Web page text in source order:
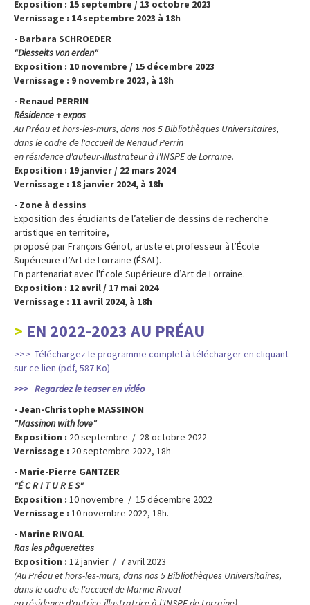
Exposition : 15 septembre / 13 octobre 2023
Vernissage : 14 septembre 2023 à 18h
- Barbara SCHROEDER
"Diesseits von erden"
Exposition : 10 novembre / 15 décembre 2023
Vernissage : 9 novembre 2023, à 18h
- Renaud PERRIN
Résidence + expos
Au Préau et hors-les-murs, dans nos 5 Bibliothèques Universitaires,
dans le cadre de l'accueil de Renaud Perrin
en résidence d'auteur-illustrateur à l'INSPE de Lorraine.
Exposition : 19 janvier / 22 mars 2024
Vernissage : 18 janvier 2024, à 18h
- Zone à dessins
Exposition des étudiants de l’atelier de dessins de recherche
artistique en territoire,
proposé par François Génot, artiste et professeur à l’École
Supérieure d’Art de Lorraine (ÉSAL).
En partenariat avec l'École Supérieure d’Art de Lorraine.
Exposition : 12 avril / 17 mai 2024
Vernissage : 11 avril 2024, à 18h
EN 2022-2023 AU PRÉAU
>>> Téléchargez le programme complet à télécharger en cliquant
sur ce lien (pdf, 587 Ko)
>>> Regardez le teaser en vidéo
- Jean-Christophe MASSINON
"Massinon with love"
Exposition : 20 septembre / 28 octobre 2022
Vernissage : 20 septembre 2022, 18h
- Marie-Pierre GANTZER
"É C R I T U R E S"
Exposition : 10 novembre / 15 décembre 2022
Vernissage : 10 novembre 2022, 18h.
- Marine RIVOAL
Ras les pâquerettes
Exposition : 12 janvier / 7 avril 2023
(Au Préau et hors-les-murs, dans nos 5 Bibliothèques Universitaires,
dans le cadre de l'accueil de Marine Rivoal